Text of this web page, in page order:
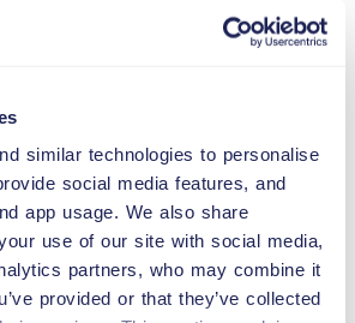
similar technologies to personalise
social media features, and
app usage. We also share
use of our site with social media,
partners, who may combine it
provided or that they’ve collected
ENFANT